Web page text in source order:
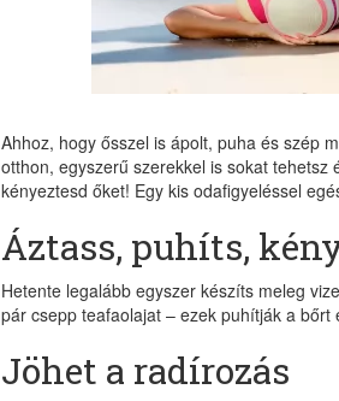
Ahhoz, hogy ősszel is ápolt, puha és szép
otthon, egyszerű szerekkel is sokat
kényeztesd őket! Egy kis odafigyeléssel
Áztass, puhíts,
Hetente legalább egyszer készíts meleg
pár csepp teafaolajat – ezek puhítják a bőrt
Jöhet a radírozás